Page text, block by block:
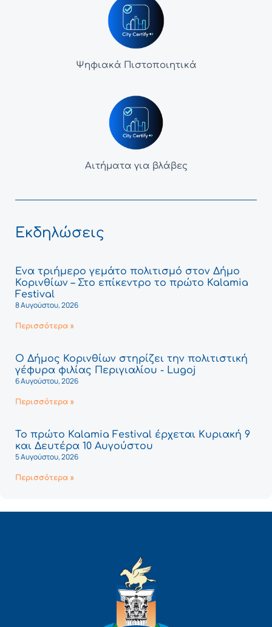
Ψηφιακά Πιστοποιητικά
Αιτήματα για βλάβες
Εκδηλώσεις
Ένα τριήμερο γεμάτο πολιτισμό στον Δήμο
Κορινθίων – Στο επίκεντρο το πρώτο Kalamia
Festival
8 Αυγούστου, 2026
Περισσότερα »
Ο Δήμος Κορινθίων στηρίζει την πολιτιστική
γέφυρα φιλίας Περιγιαλίου - Lugoj
6 Αυγούστου, 2026
Περισσότερα »
Το πρώτο Kalamia Festival έρχεται Κυριακή 9
και Δευτέρα 10 Αυγούστου
5 Αυγούστου, 2026
Περισσότερα »